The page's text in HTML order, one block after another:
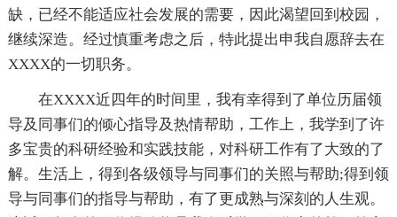
缺，已经不能适应社会发展的需要，因此渴望回到校园，
继续深造。经过慎重考虑之后，特此提出申我自愿辞去在
XXXX的一切职务。
在XXXX近四年的时间里，我有幸得到了单位历届领
导及同事们的倾心指导及热情帮助，工作上，我学到了许
多宝贵的科研经验和实践技能，对科研工作有了大致的了
解。生活上，得到各级领导与同事们的关照与帮助;得到领
导与同事们的指导与帮助，有了更成熟与深刻的人生观。